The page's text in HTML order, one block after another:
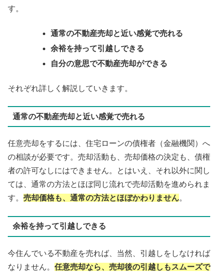
す。
通常の不動産売却と近い感覚で売れる
余裕を持って引越しできる
自分の意思で不動産売却ができる
それぞれ詳しく解説していきます。
通常の不動産売却と近い感覚で売れる
任意売却をするには、住宅ローンの債権者（金融機関）へ
の相談が必要です。売却活動も、売却価格の決定も、債権
者の許可なしにはできません。とはいえ、それ以外に関し
ては、通常の方法とほぼ同じ流れで売却活動を進められま
す。 売却価格も、通常の方法とほぼかわりません。
余裕を持って引越しできる
今住んでいる不動産を売れば、当然、引越しをしなければ
なりません。 任意売却なら、売却後の引越しもスムーズで